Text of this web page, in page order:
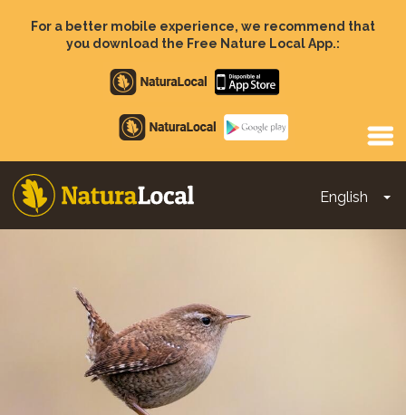
For a better mobile experience, we recommend that
you download the Free Nature Local App.:
Apple
store
Google
Play
English
Main